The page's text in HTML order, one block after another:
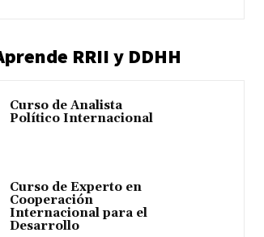
RRII y DDHH
Curso de Analista
Político Internacional
Curso de Experto en
Cooperación
Internacional para el
Desarrollo